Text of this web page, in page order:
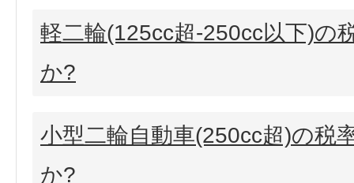
軽二輪(125cc超-250cc以下)の
か?
小型二輪自動車(250cc超)の税
か?